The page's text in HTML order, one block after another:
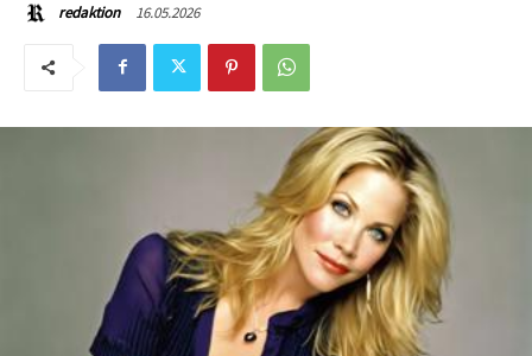
redaktion 16.05.2026